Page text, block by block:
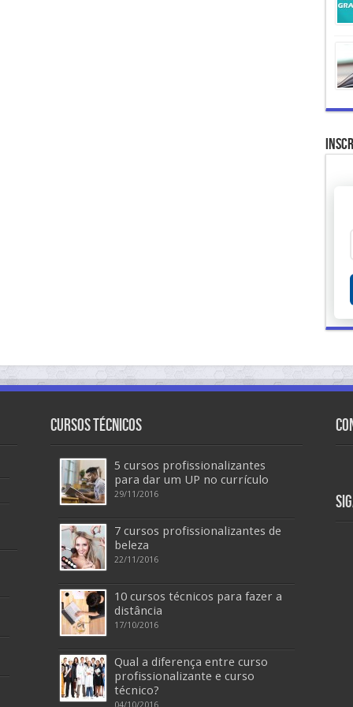
Cursos Técnicos
5 cursos profissionalizantes
para dar um UP no currículo
29/11/2016
7 cursos profissionalizantes de
beleza
22/11/2016
10 cursos técnicos para fazer a
distância
17/10/2016
Qual a diferença entre curso
profissionalizante e curso
técnico?